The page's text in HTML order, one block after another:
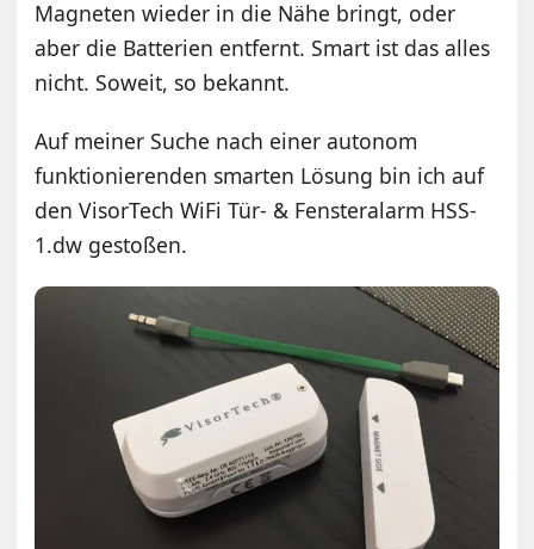
Magneten wieder in die Nähe bringt, oder
aber die Batterien entfernt. Smart ist das alles
nicht. Soweit, so bekannt.
Auf meiner Suche nach einer autonom
funktionierenden smarten Lösung bin ich auf
den VisorTech WiFi Tür- & Fensteralarm HSS-
1.dw gestoßen.